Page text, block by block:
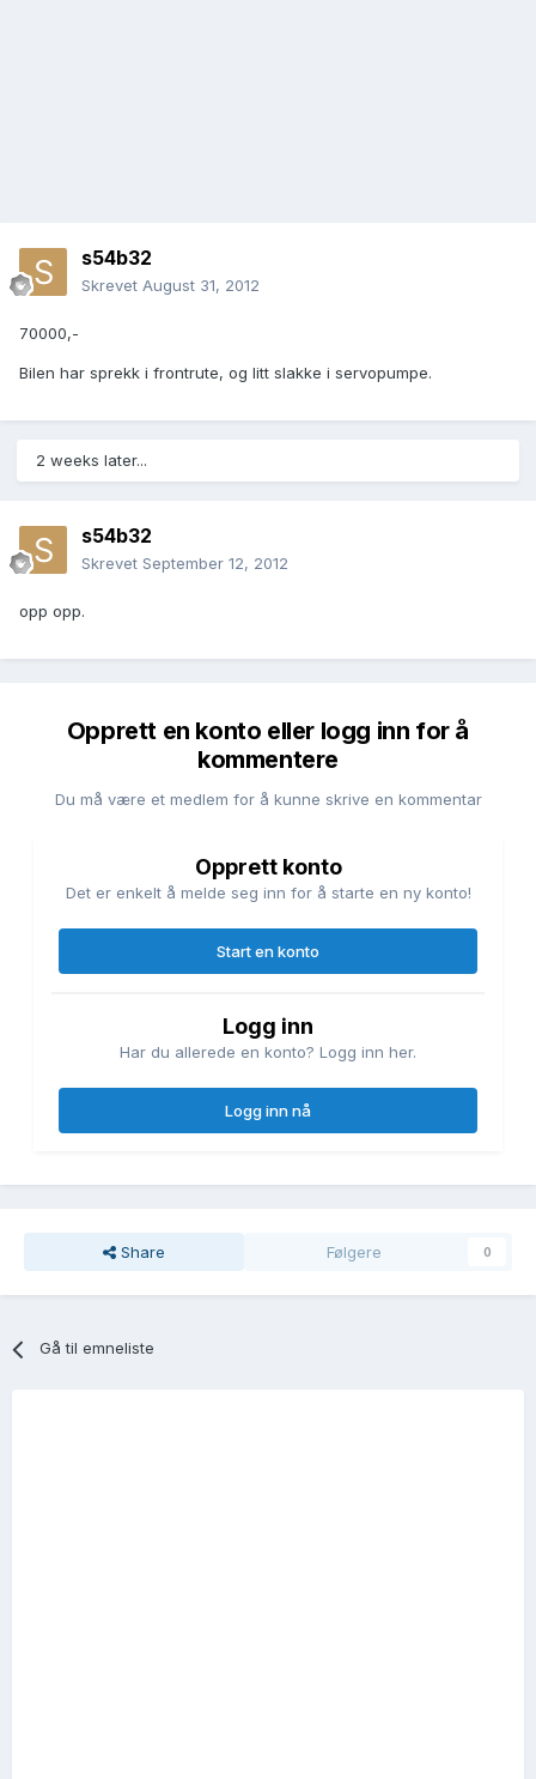
s54b32
Skrevet August 31, 2012
70000,-
Bilen har sprekk i frontrute, og litt slakke i servopumpe.
2 weeks later...
s54b32
Skrevet September 12, 2012
opp opp.
Opprett en konto eller logg inn for å
kommentere
Du må være et medlem for å kunne skrive en kommentar
Opprett konto
Det er enkelt å melde seg inn for å starte en ny konto!
Start en konto
Logg inn
Har du allerede en konto? Logg inn her.
Logg inn nå
Share Følgere 0
Gå til emneliste